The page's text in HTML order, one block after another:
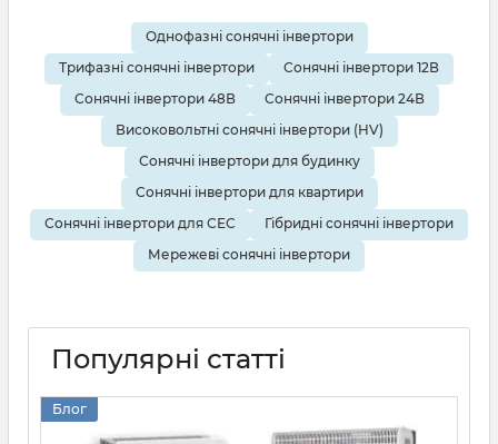
лише якісний інвертор, але й фахову
консультацію, допомогу у виборі оптимальної
моделі та надійного партнера для забезпечення
вашої енергонезалежності.
Однофазні сонячні інвертори
Трифазні сонячні інвертори
Сонячні інвертори 12В
Сонячні інвертори 48В
Сонячні інвертори 24В
Високовольтні сонячні інвертори (HV)
Сонячні інвертори для будинку
Сонячні інвертори для квартири
Сонячні інвертори для СЕС
Гібридні сонячні інвертори
Мережеві сонячні інвертори
Популярні статті
Блог